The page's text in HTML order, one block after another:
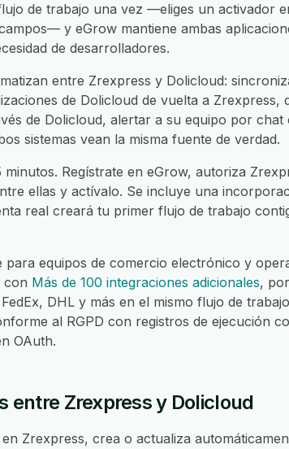
de trabajo una vez —eliges un activador
y eGrow mantiene ambas
de desarrolladores.
entre Zrexpress y Dolicloud:
de Dolicloud de vuelta a Zrexpress,
de Dolicloud, alertar a su equipo por
sistemas vean la misma fuente de verdad.
Regístrate en eGrow, autoriza
ellas y actívalo. Se incluye una
real creará tu primer flujo de trabajo
para equipos de comercio electrónico y
con Más de 100 integraciones adicionales,
DHL y más en el mismo flujo de
al RGPD con registros de ejecución
OAuth.
entre Zrexpress y Dolicloud
Zrexpress, crea o actualiza